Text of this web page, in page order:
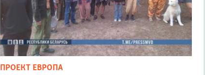
ПРОЕКТ ЕВРОПА